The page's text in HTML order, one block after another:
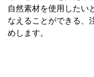
自然素材を使用したい
なえることができる、
めします。